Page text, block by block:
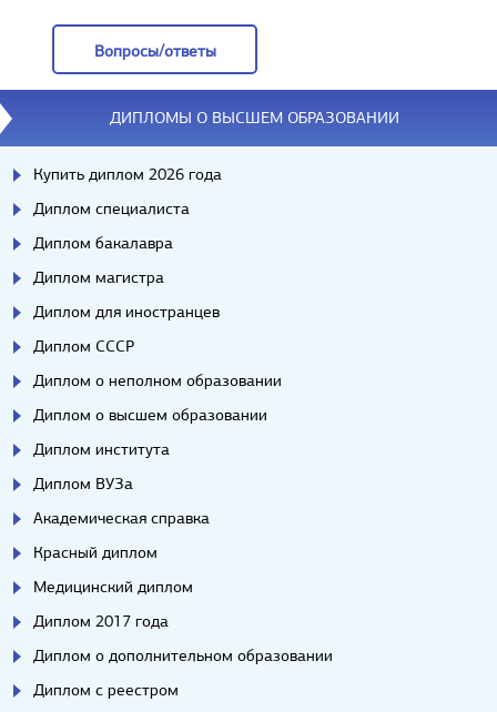
Вопросы/ответы
Вопросы/ответы
ДИПЛОМЫ О ВЫСШЕМ ОБРАЗОВАНИИ
Купить диплом 2026 года
Диплом специалиста
Диплом бакалавра
Диплом магистра
Диплом для иностранцев
Диплом СССР
Диплом о неполном образовании
Диплом о высшем образовании
Диплом института
Диплом ВУЗа
Академическая справка
Красный диплом
Медицинский диплом
Диплом 2017 года
Диплом о дополнительном образовании
Диплом с реестром